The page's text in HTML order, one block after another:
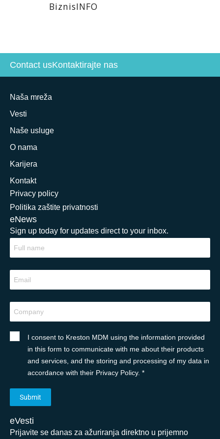
BiznisINFO
Contact usKontaktirajte nas
Naša mreža
Vesti
Naše usluge
O nama
Karijera
Kontakt
Privacy policy
Politika zaštite privatnosti
eNews
Sign up today for updates direct to your inbox.
I consent to Kreston MDM using the information provided
in this form to communicate with me about their products
and services, and the storing and processing of my data in
accordance with their Privacy Policy. *
eVesti
Prijavite se danas za ažuriranja direktno u prijemno